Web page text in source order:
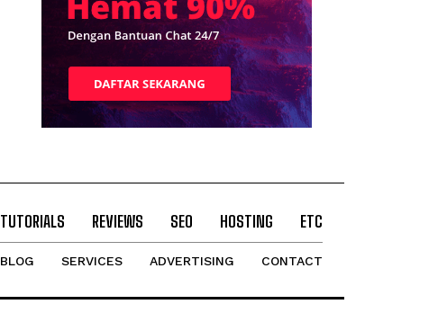
TUTORIALS REVIEWS SEO HOSTING ETC
BLOG SERVICES ADVERTISING CONTACT